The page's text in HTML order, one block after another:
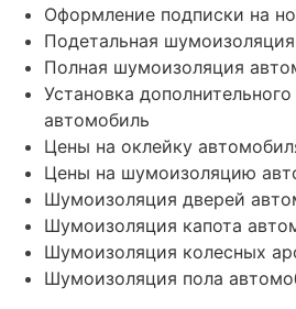
Оформление подписки на
Подетальная
Полная шумоизоляция
Установка
автомобиль
Цены на оклейку
Цены на шумоизоляцию
Шумоизоляция дверей
Шумоизоляция капота
Шумоизоляция колесных
Шумоизоляция пола